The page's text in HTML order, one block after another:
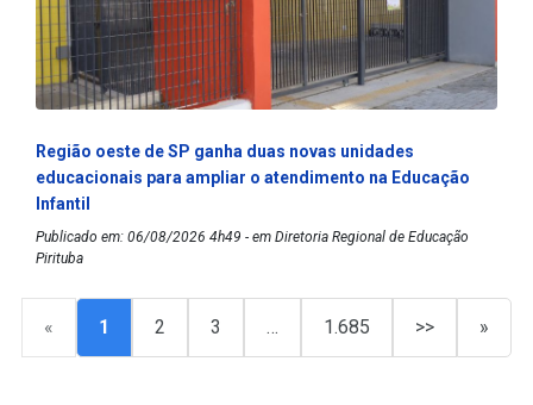
Região oeste de SP ganha duas novas unidades
educacionais para ampliar o atendimento na Educação
Infantil
Publicado em: 06/08/2026 4h49 - em Diretoria Regional de Educação
Pirituba
« 1 2 3 … 1.685 >> »